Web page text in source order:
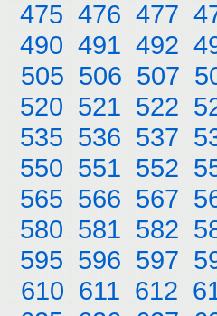
475 476 477
490 491 492
505 506 507
520 521 522
535 536 537
550 551 552
565 566 567
580 581 582
595 596 597
610 611 612